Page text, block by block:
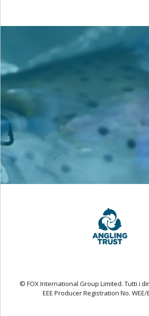
© FOX International Group Limited. Tutti i
EEE Producer Registration No. WEE/